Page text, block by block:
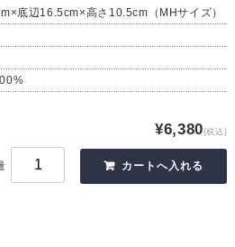
底辺16.5cm×高さ10.5cm（MHサイズ）
¥6,380(税込)